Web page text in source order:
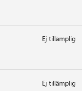
Ej tillämplig
Ej tillämplig